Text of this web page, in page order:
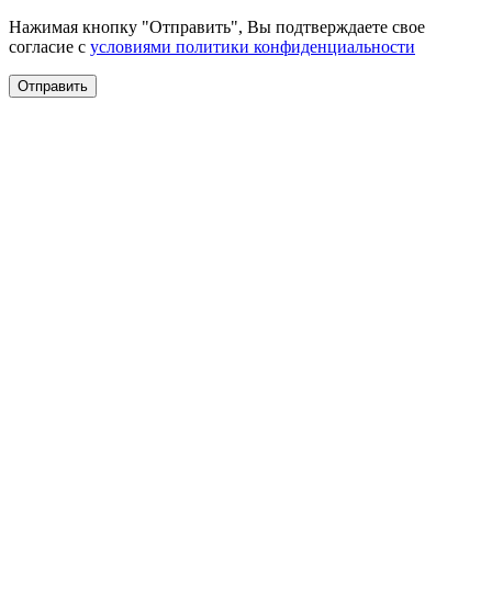
Нажимая кнопку "Отправить", Вы подтверждаете свое
согласие с условиями политики конфиденциальности
Отправить